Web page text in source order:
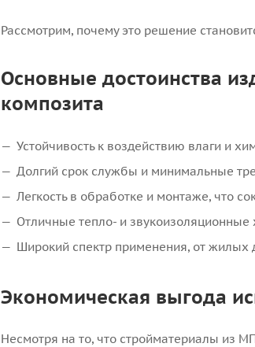
Рассмотрим, почему это решение
Основные достоинства
композита
Устойчивость к воздействию влаги и
Долгий срок службы и минимальные
Легкость в обработке и монтаже, что
Отличные тепло- и звукоизоляционные
Широкий спектр применения, от жилых
Экономическая выгода
Несмотря на то, что стройматериалы из